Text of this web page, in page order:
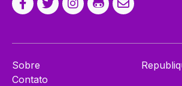
Sobre
Contato